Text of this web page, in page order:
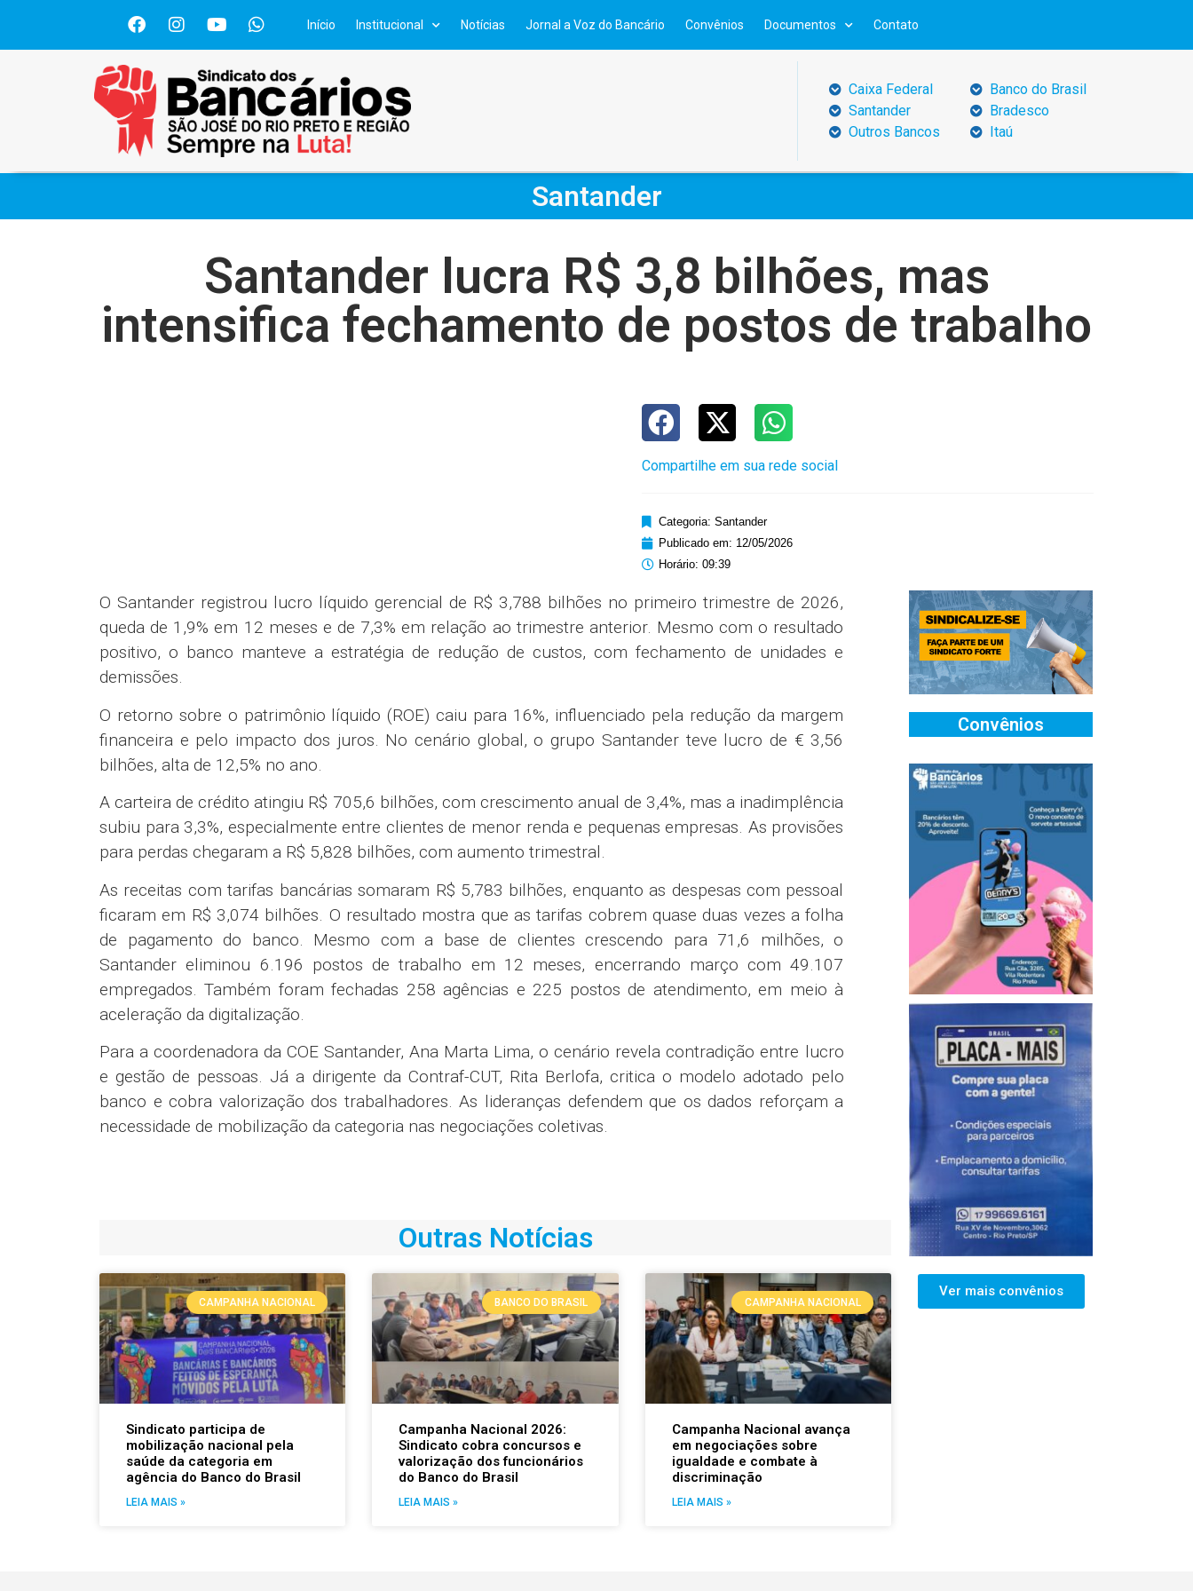
Início Institucional Notícias Jornal a Voz do Bancário Convênios Documentos Contato
Caixa Federal
Santander
Outros Bancos
Banco do Brasil
Bradesco
Itaú
Santander
Santander lucra R$ 3,8 bilhões, mas
intensifica fechamento de postos de trabalho
Compartilhe em sua rede social
Categoria: Santander
Publicado em: 12/05/2026
Horário: 09:39
O Santander registrou lucro líquido gerencial de R$ 3,788 bilhões no primeiro trimestre de 2026,
queda de 1,9% em 12 meses e de 7,3% em relação ao trimestre anterior. Mesmo com o resultado
positivo, o banco manteve a estratégia de redução de custos, com fechamento de unidades e
demissões.
O retorno sobre o patrimônio líquido (ROE) caiu para 16%, influenciado pela redução da margem
financeira e pelo impacto dos juros. No cenário global, o grupo Santanderteve lucro de € 3,56
bilhões, alta de 12,5% no ano.
A carteira de crédito atingiu R$ 705,6 bilhões, com crescimento anual de 3,4%, mas a inadimplência
subiu para 3,3%, especialmente entre clientes de menor renda e pequenas empresas. As provisões
para perdas chegaram a R$ 5,828 bilhões, com aumento trimestral.
As receitas com tarifas bancárias somaram R$ 5,783 bilhões, enquanto as despesas com pessoal
ficaram em R$ 3,074 bilhões. O resultado mostra que as tarifas cobrem quase duas vezes a folha
de pagamento do banco. Mesmo com a base de clientes crescendo para 71,6 milhões, o
Santander eliminou 6.196 postos de trabalho em 12 meses, encerrando março com 49.107
empregados. Também foram fechadas 258 agências e 225 postos de atendimento, em meio à
aceleração da digitalização.
Para a coordenadora da COE Santander,Ana Marta Lima, o cenário revela contradição entre lucro
e gestão de pessoas. Já a dirigente da Contraf-CUT, Rita Berlofa, critica o modelo adotado pelo
banco e cobra valorização dos trabalhadores. As lideranças defendem que os dados reforçam a
necessidade de mobilização da categoria nas negociações coletivas.
Outras Notícias
CAMPANHA NACIONAL
Sindicato participa de
mobilização nacional pela
saúde da categoria em
agência do Banco do Brasil
LEIA MAIS »
BANCO DO BRASIL
Campanha Nacional 2026:
Sindicato cobra concursos e
valorização dos funcionários
do Banco do Brasil
LEIA MAIS »
CAMPANHA NACIONAL
Campanha Nacional avança
em negociações sobre
igualdade e combate à
discriminação
LEIA MAIS »
Convênios
Ver mais convênios